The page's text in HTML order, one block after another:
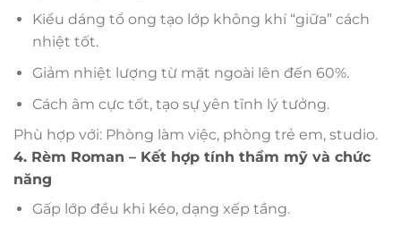
Kiểu dáng tổ ong tạo lớp không khí “giữa” cách
nhiệt tốt.
Giảm nhiệt lượng từ mặt ngoài lên đến 60%.
Cách âm cực tốt, tạo sự yên tĩnh lý tưởng.
Phù hợp với: Phòng làm việc, phòng trẻ em, studio.
4. Rèm Roman – Kết hợp tính thẩm mỹ và chức
năng
Gấp lớp đều khi kéo, dạng xếp tầng.